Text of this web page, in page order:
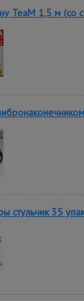
TeaM 1,5 м (со
стульчик 35